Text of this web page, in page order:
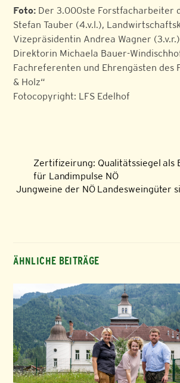
Foto: Der 3.000ste Forstfacharbeiter
Stefan Tauber (4.v.l.),
Vizepräsidentin Andrea Wagner
Direktorin Michaela Bauer-
Fachreferenten und Ehrengästen des
& Holz“
Fotocopyright: LFS Edelhof
Zertifizeirung: Qualitätssiegel als
für Landimpulse NÖ
Jungweine der NÖ Landesweingüter
ÄHNLICHE BEITRÄGE